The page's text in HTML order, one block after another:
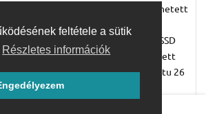
feltétele a sütik
Részletes információk
számok ott voltak a gépen,de nem lehetett
minden.
amin az Ubuntu 26 van,az asztali SSD
telepítő pendrivet is.Ez kb 7 órát vett
tudom az asztalira telepíteni az Ubuntu 26
mir írt ki.